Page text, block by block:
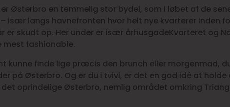
Østerbro en temmelig stor bydel, som i løbet af de
især langs havnefronten hvor helt nye kvarterer inden
er skudt op. Her under er især århusgadeKvarteret og
mest fashionable.
kunne finde lige præcis den brunch eller morgenmad,
på Østerbro. Og er du i tvivl, er det en god idé at holde
oprindelige Østerbro, nemlig området omkring